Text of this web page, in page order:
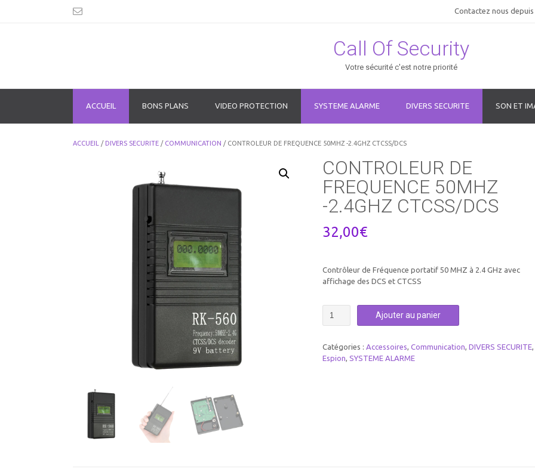
Contactez nous
Call Of Security
Votre sécurité c'est notre priorité
ACCUEIL BONS PLANS VIDEO PROTECTION SYSTEME ALARME DIVERS SECURITE SON ET
ACCUEIL / DIVERS SECURITE / COMMUNICATION / CONTROLEUR DE FREQUENCE 50MHZ -2.4GHZ CTCSS/DCS
CONTROLEUR DE
FREQUENCE 50MHZ
-2.4GHZ CTCSS/DCS
32,00€
Contrôleur de Fréquence portatif 50 MHZ à 2.4 GHz avec
affichage des DCS et CTCSS
DE
FREQUENCE
Ajouter au panier
Catégories : Accessoires, Communication, DIVERS SECURITE,
Espion, SYSTEME ALARME